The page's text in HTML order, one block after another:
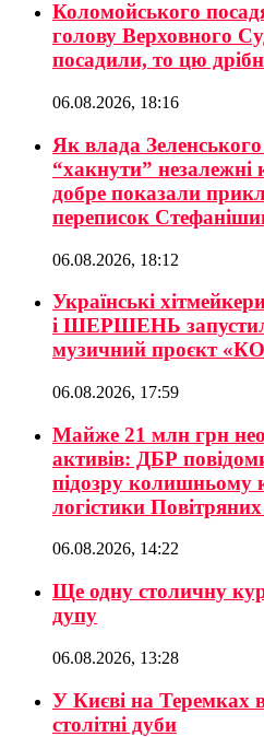
Коломойського
голову Верховного
посадили, то цю
06.08.2026, 18:16
Як влада
“хакнути” незалежні
добре показали
переписок
06.08.2026, 18:12
Українські
і ШЕРШЕНЬ
музичний проєкт
06.08.2026, 17:59
Майже 21 млн грн
активів: ДБР
підозру колишньому
логістики
06.08.2026, 14:22
Ще одну столичну
дупу
06.08.2026, 13:28
У Києві на Теремках
столітні дуби